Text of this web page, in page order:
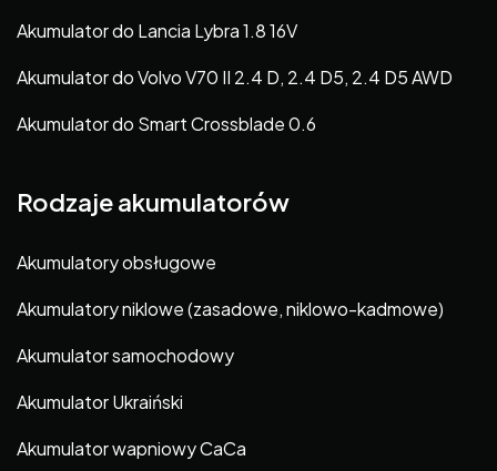
Akumulator do Lancia Lybra 1.8 16V
Akumulator do Volvo V70 II 2.4 D, 2.4 D5, 2.4 D5 AWD
Akumulator do Smart Crossblade 0.6
Rodzaje akumulatorów
Akumulatory obsługowe
Akumulatory niklowe (zasadowe, niklowo-kadmowe)
Akumulator samochodowy
Akumulator Ukraiński
Akumulator wapniowy CaCa